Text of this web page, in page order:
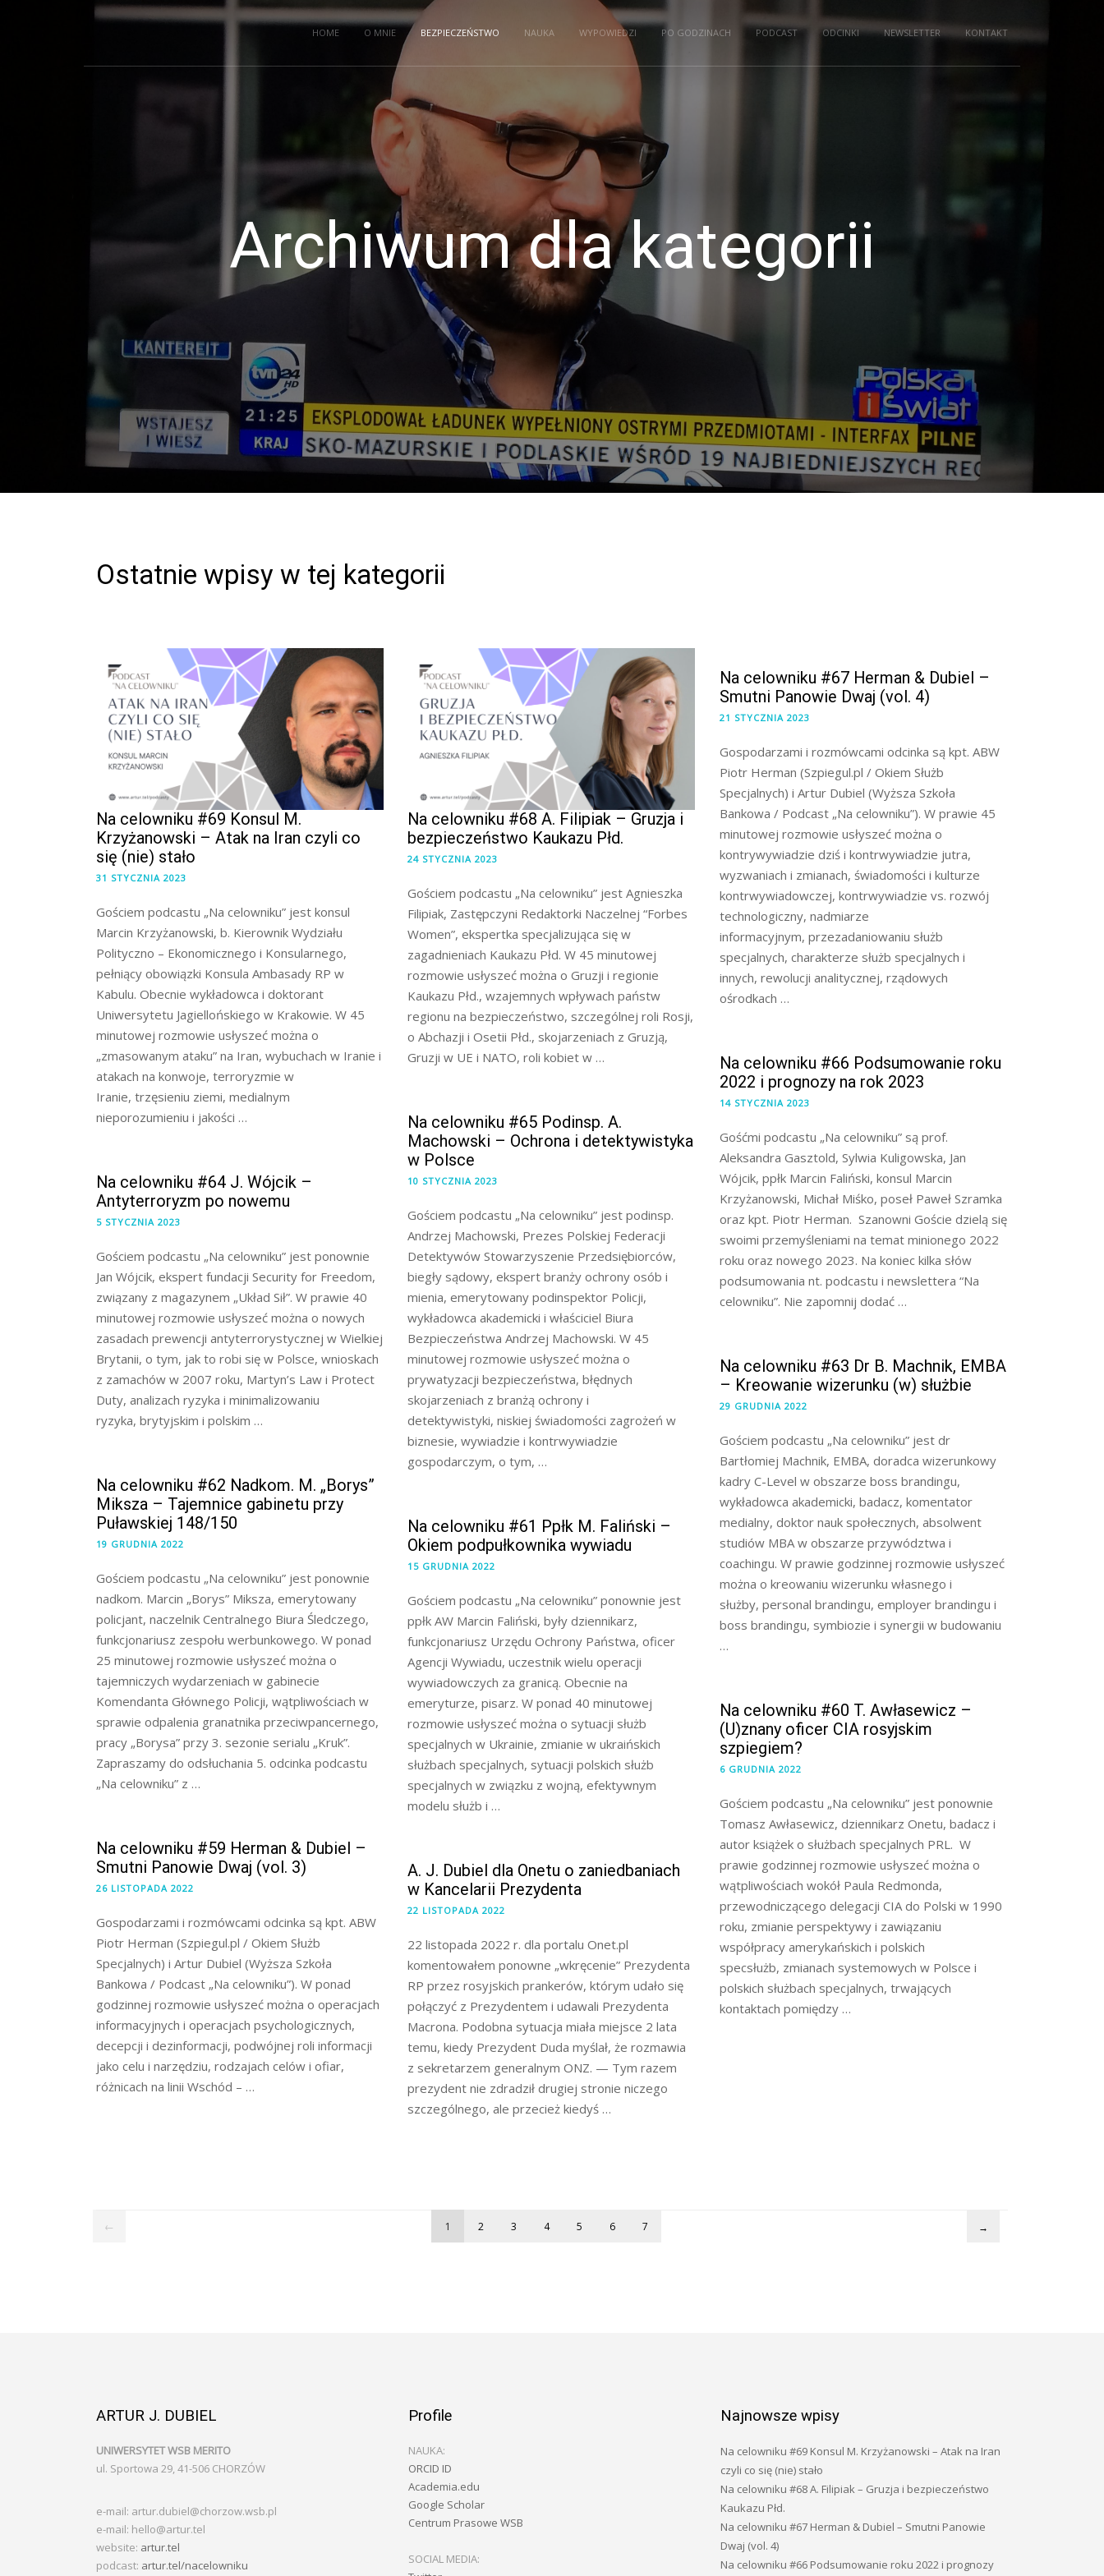
HOME O MNIE BEZPIECZEŃSTWO NAUKA WYPOWIEDZI PO GODZINACH PODCAST ODCINKI NEWSLETTER KONTAKT
Archiwum dla kategorii
Ostatnie wpisy w tej kategorii
Na celowniku #69 Konsul M.
Krzyżanowski – Atak na Iran czyli co
się (nie) stało
31 STYCZNIA 2023
Gościem podcastu „Na celowniku” jest konsul
Marcin Krzyżanowski, b. Kierownik Wydziału
Polityczno – Ekonomicznego i Konsularnego,
pełniący obowiązki Konsula Ambasady RP w
Kabulu. Obecnie wykładowca i doktorant
Uniwersytetu Jagiellońskiego w Krakowie. W 45
minutowej rozmowie usłyszeć można o
„zmasowanym ataku” na Iran, wybuchach w Iranie i
atakach na konwoje, terroryzmie w
Iranie, trzęsieniu ziemi, medialnym
nieporozumieniu i jakości …
Na celowniku #68 A. Filipiak – Gruzja i
bezpieczeństwo Kaukazu Płd.
24 STYCZNIA 2023
Gościem podcastu „Na celowniku” jest Agnieszka
Filipiak, Zastępczyni Redaktorki Naczelnej “Forbes
Women”, ekspertka specjalizująca się w
zagadnieniach Kaukazu Płd. W 45 minutowej
rozmowie usłyszeć można o Gruzji i regionie
Kaukazu Płd., wzajemnych wpływach państw
regionu na bezpieczeństwo, szczególnej roli Rosji,
o Abchazji i Osetii Płd., skojarzeniach z Gruzją,
Gruzji w UE i NATO, roli kobiet w …
Na celowniku #67 Herman & Dubiel –
Smutni Panowie Dwaj (vol. 4)
21 STYCZNIA 2023
Gospodarzami i rozmówcami odcinka są kpt. ABW
Piotr Herman (Szpiegul.pl / Okiem Służb
Specjalnych) i Artur Dubiel (Wyższa Szkoła
Bankowa / Podcast „Na celowniku”). W prawie 45
minutowej rozmowie usłyszeć można o
kontrywywiadzie dziś i kontrwywiadzie jutra,
wyzwaniach i zmianach, świadomości i kulturze
kontrwywiadowczej, kontrwywiadzie vs. rozwój
technologiczny, nadmiarze
informacyjnym, przezadaniowaniu służb
specjalnych, charakterze służb specjalnych i
innych, rewolucji analitycznej, rządowych
ośrodkach …
Na celowniku #66 Podsumowanie roku
2022 i prognozy na rok 2023
14 STYCZNIA 2023
Gośćmi podcastu „Na celowniku” są prof.
Aleksandra Gasztold, Sylwia Kuligowska, Jan
Wójcik, ppłk Marcin Faliński, konsul Marcin
Krzyżanowski, Michał Miśko, poseł Paweł Szramka
oraz kpt. Piotr Herman. Szanowni Goście dzielą się
swoimi przemyśleniami na temat minionego 2022
roku oraz nowego 2023. Na koniec kilka słów
podsumowania nt. podcastu i newslettera “Na
celowniku”. Nie zapomnij dodać …
Na celowniku #65 Podinsp. A.
Machowski – Ochrona i detektywistyka
w Polsce
10 STYCZNIA 2023
Gościem podcastu „Na celowniku” jest podinsp.
Andrzej Machowski, Prezes Polskiej Federacji
Detektywów Stowarzyszenie Przedsiębiorców,
biegły sądowy, ekspert branży ochrony osób i
mienia, emerytowany podinspektor Policji,
wykładowca akademicki i właściciel Biura
Bezpieczeństwa Andrzej Machowski. W 45
minutowej rozmowie usłyszeć można o
prywatyzacji bezpieczeństwa, błędnych
skojarzeniach z branżą ochrony i
detektywistyki, niskiej świadomości zagrożeń w
biznesie, wywiadzie i kontrwywiadzie
gospodarczym, o tym, …
Na celowniku #64 J. Wójcik –
Antyterroryzm po nowemu
5 STYCZNIA 2023
Gościem podcastu „Na celowniku” jest ponownie
Jan Wójcik, ekspert fundacji Security for Freedom,
związany z magazynem „Układ Sił”. W prawie 40
minutowej rozmowie usłyszeć można o nowych
zasadach prewencji antyterrorystycznej w Wielkiej
Brytanii, o tym, jak to robi się w Polsce, wnioskach
z zamachów w 2007 roku, Martyn’s Law i Protect
Duty, analizach ryzyka i minimalizowaniu
ryzyka, brytyjskim i polskim …
Na celowniku #63 Dr B. Machnik, EMBA
– Kreowanie wizerunku (w) służbie
29 GRUDNIA 2022
Gościem podcastu „Na celowniku” jest dr
Bartłomiej Machnik, EMBA, doradca wizerunkowy
kadry C-Level w obszarze boss brandingu,
wykładowca akademicki, badacz, komentator
medialny, doktor nauk społecznych, absolwent
studiów MBA w obszarze przywództwa i
coachingu. W prawie godzinnej rozmowie usłyszeć
można o kreowaniu wizerunku własnego i
służby, personal brandingu, employer brandingu i
boss brandingu, symbiozie i synergii w budowaniu
…
Na celowniku #62 Nadkom. M. „Borys”
Miksza – Tajemnice gabinetu przy
Puławskiej 148/150
19 GRUDNIA 2022
Gościem podcastu „Na celowniku” jest ponownie
nadkom. Marcin „Borys” Miksza, emerytowany
policjant, naczelnik Centralnego Biura Śledczego,
funkcjonariusz zespołu werbunkowego. W ponad
25 minutowej rozmowie usłyszeć można o
tajemniczych wydarzeniach w gabinecie
Komendanta Głównego Policji, wątpliwościach w
sprawie odpalenia granatnika przeciwpancernego,
pracy „Borysa” przy 3. sezonie serialu „Kruk”.
Zapraszamy do odsłuchania 5. odcinka podcastu
„Na celowniku” z …
Na celowniku #61 Ppłk M. Faliński –
Okiem podpułkownika wywiadu
15 GRUDNIA 2022
Gościem podcastu „Na celowniku” ponownie jest
ppłk AW Marcin Faliński, były dziennikarz,
funkcjonariusz Urzędu Ochrony Państwa, oficer
Agencji Wywiadu, uczestnik wielu operacji
wywiadowczych za granicą. Obecnie na
emeryturze, pisarz. W ponad 40 minutowej
rozmowie usłyszeć można o sytuacji służb
specjalnych w Ukrainie, zmianie w ukraińskich
służbach specjalnych, sytuacji polskich służb
specjalnych w związku z wojną, efektywnym
modelu służb i …
Na celowniku #60 T. Awłasewicz –
(U)znany oficer CIA rosyjskim
szpiegiem?
6 GRUDNIA 2022
Gościem podcastu „Na celowniku” jest ponownie
Tomasz Awłasewicz, dziennikarz Onetu, badacz i
autor książek o służbach specjalnych PRL. W
prawie godzinnej rozmowie usłyszeć można o
wątpliwościach wokół Paula Redmonda,
przewodniczącego delegacji CIA do Polski w 1990
roku, zmianie perspektywy i zawiązaniu
współpracy amerykańskich i polskich
specsłużb, zmianach systemowych w Polsce i
polskich służbach specjalnych, trwających
kontaktach pomiędzy …
Na celowniku #59 Herman & Dubiel –
Smutni Panowie Dwaj (vol. 3)
26 LISTOPADA 2022
Gospodarzami i rozmówcami odcinka są kpt. ABW
Piotr Herman (Szpiegul.pl / Okiem Służb
Specjalnych) i Artur Dubiel (Wyższa Szkoła
Bankowa / Podcast „Na celowniku”). W ponad
godzinnej rozmowie usłyszeć można o operacjach
informacyjnych i operacjach psychologicznych,
decepcji i dezinformacji, podwójnej roli informacji
jako celu i narzędziu, rodzajach celów i ofiar,
różnicach na linii Wschód – …
A. J. Dubiel dla Onetu o zaniedbaniach
w Kancelarii Prezydenta
22 LISTOPADA 2022
22 listopada 2022 r. dla portalu Onet.pl
komentowałem ponowne „wkręcenie” Prezydenta
RP przez rosyjskich prankerów, którym udało się
połączyć z Prezydentem i udawali Prezydenta
Macrona. Podobna sytuacja miała miejsce 2 lata
temu, kiedy Prezydent Duda myślał, że rozmawia
z sekretarzem generalnym ONZ. — Tym razem
prezydent nie zdradził drugiej stronie niczego
szczególnego, ale przecież kiedyś …
← 1 2 3 4 5 6 7 →
ARTUR J. DUBIEL
UNIWERSYTET WSB MERITO
ul. Sportowa 29, 41-506 CHORZÓW
e-mail: artur.dubiel@chorzow.wsb.pl
e-mail: hello@artur.tel
website: artur.tel
podcast: artur.tel/nacelowniku
Profile
NAUKA:
ORCID ID
Academia.edu
Google Scholar
Centrum Prasowe WSB
SOCIAL MEDIA:
Najnowsze wpisy
Na celowniku #69 Konsul M. Krzyżanowski – Atak na Iran
czyli co się (nie) stało
Na celowniku #68 A. Filipiak – Gruzja i bezpieczeństwo
Kaukazu Płd.
Na celowniku #67 Herman & Dubiel – Smutni Panowie
Dwaj (vol. 4)
Na celowniku #66 Podsumowanie roku 2022 i prognozy